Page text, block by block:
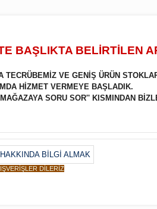
BAŞLIKTA BELİRTİLEN
TECRÜBEMİZ VE GENİŞ ÜRÜN
HİZMET VERMEYE BAŞLADIK.
SORU SOR'' KISMINDAN
DİLERİZ